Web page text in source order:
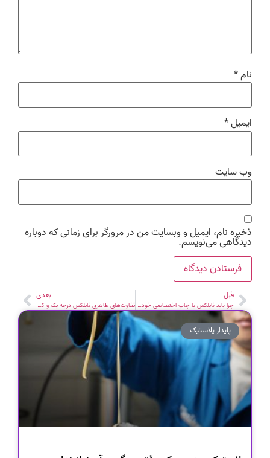
نام*
ایمیل*
وب‌ سایت
ذخیره نام، ایمیل و وبسایت من در مرورگر برای زمانی که دوباره
دیدگاهی می‌نویسم.
قبل
چرا باید نایلکس با چاپ اختصاصی خودمان داشته باشیم؟
بعدی
تفاوت‌های ظاهری نایلکس درجه یک و کهنه
پایدار پلاستیک